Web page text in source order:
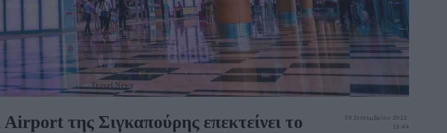
Travel News
της Σιγκαπούρης επεκτείνει το
30 Σεπτεμβρίου 2022,
15:44